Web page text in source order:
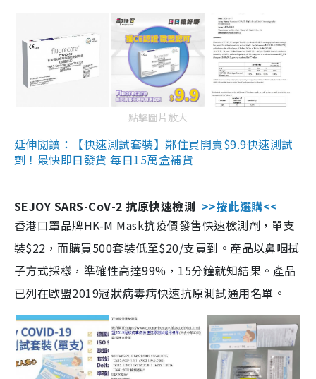
點擊圖片放大
延伸閱讀：【快速測試套裝】鄰住買開賣$9.9快速測試
劑！最快即日發貨 每日15萬盒補貨
SEJOY SARS-CoV-2 抗原快速檢測 >>按此選購<<
香港口罩品牌HK-M Mask抗疫價發售快速檢測劑，單支
裝$22，而購買500套裝低至$20/支買到。產品以鼻咽拭
子方式採樣，準確性高達99%，15分鐘就知結果。產品
已列在歐盟2019冠狀病毒病快速抗原測試通用名單。